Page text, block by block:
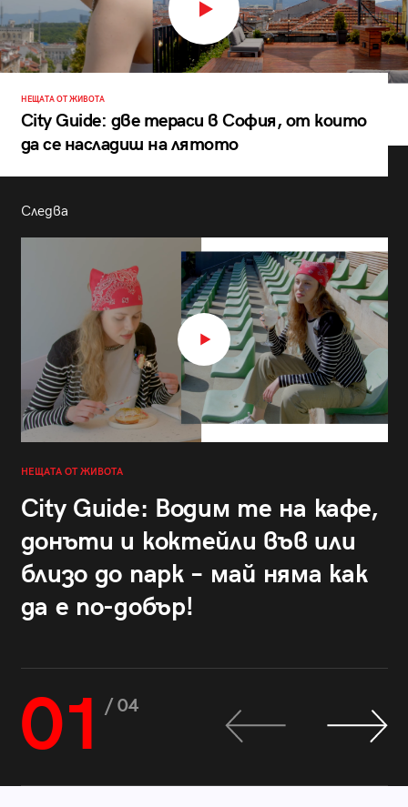
НЕЩАТА ОТ ЖИВОТА
City Guide: две тераси в София, от които
да се насладиш на лятото
Следва
НЕЩАТА ОТ ЖИВОТА
City Guide: Водим те на кафе,
донъти и коктейли във или
близо до парк – май няма как
да е по-добър!
01 / 04